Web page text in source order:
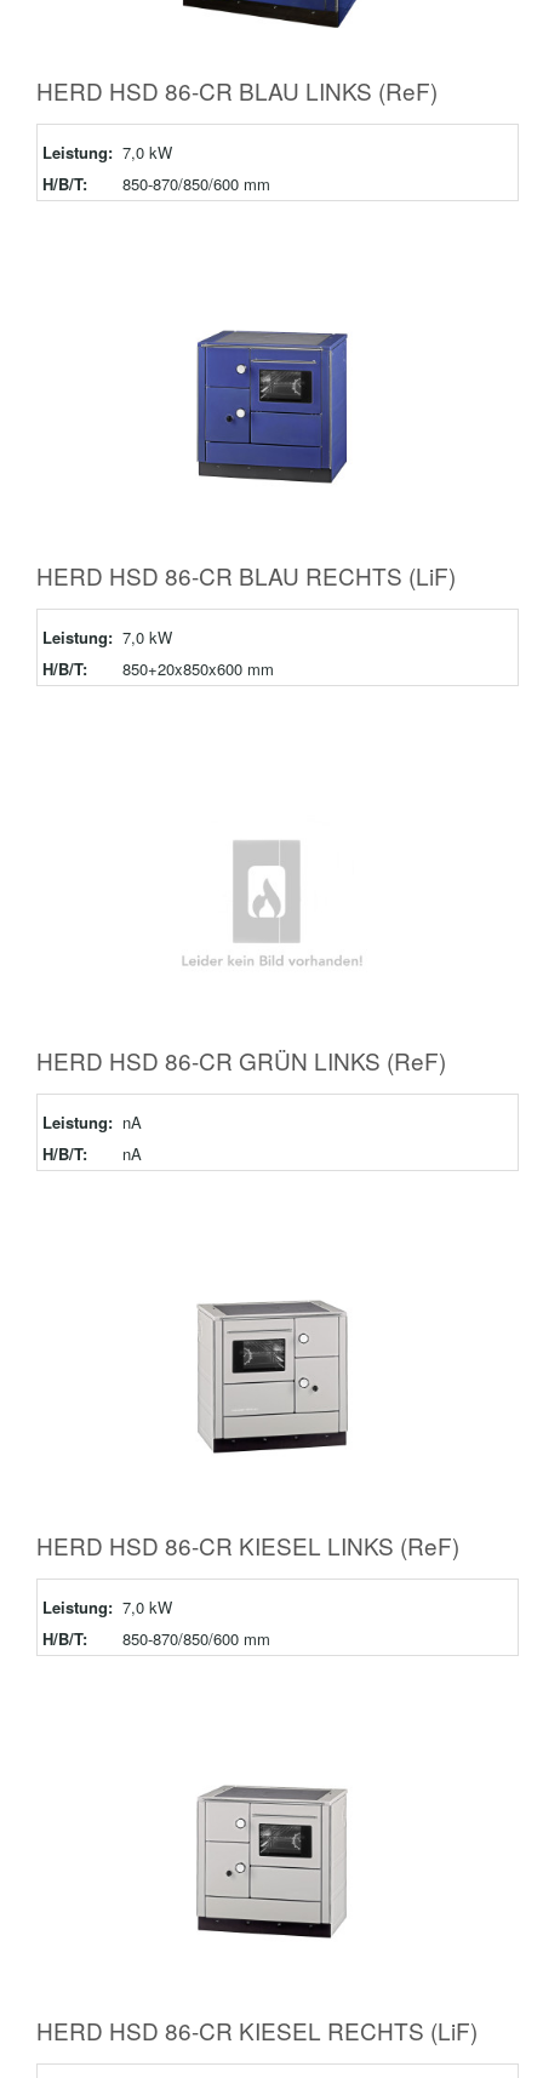
HERD HSD 86-CR BLAU LINKS (ReF)
Leistung: 7,0 kW
H/B/T:
850-870/850/600 mm
HERD HSD 86-CR BLAU RECHTS (LiF)
Leistung: 7,0 kW
H/B/T:
850+20x850x600 mm
HERD HSD 86-CR GRÜN LINKS (ReF)
Leistung: nA
H/B/T:
nA
HERD HSD 86-CR KIESEL LINKS (ReF)
Leistung: 7,0 kW
H/B/T:
850-870/850/600 mm
HERD HSD 86-CR KIESEL RECHTS (LiF)